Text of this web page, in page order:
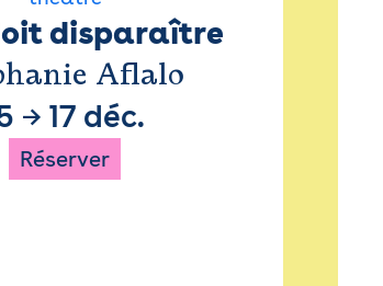
disparaître
Aflalo
→ 17 déc.
Réserver